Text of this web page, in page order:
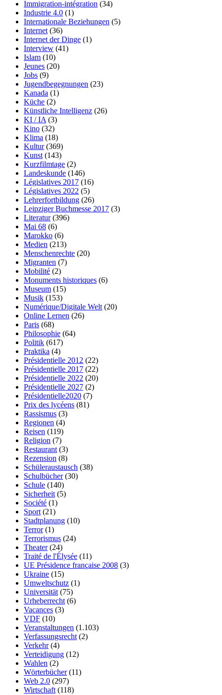
Immigration-intégration (34)
Industrie 4.0 (1)
Internationale Beziehungen (5)
Internet(36)
Internet der Dinge (1)
Interview (41)
Islam (10)
Jeunes (20)
Jobs (9)
Jugendbegegnungen (23)
Kanada (1)
Küche (2)
Künstliche Intelligenz (26)
KI / IA(3)
Kino (32)
Klima (18)
Kultur(369)
Kunst(143)
Kurzfilmtage (2)
Landeskunde (146)
Législatives 2017 (16)
Législatives 2022 (5)
Lehrerfortbildung (26)
Leipziger Buchmesse 2017 (3)
Literatur(396)
Mai 68 (6)
Marokko (6)
Medien (213)
Menschenrechte (20)
Migranten (7)
Mobilité (2)
Monuments historiques (6)
Museum (15)
Musik (153)
Numérique/Digitale Welt(20)
Online Lernen (26)
Paris (68)
Philosophie (64)
Politik (617)
Praktika (4)
Présidentielle 2012 (22)
Présidentielle 2017 (22)
Présidentielle 2022 (20)
Présidentielle 2027 (2)
Présidentielle2020 (7)
Prix des lycéens (81)
Rassismus (3)
Regionen (4)
Reisen (119)
Religion (7)
Restaurant(3)
Rezension (8)
Schüleraustausch (38)
Schulbücher(30)
Schule (140)
Sicherheit(5)
Société (1)
Sport(21)
Stadtplanung (10)
Terror(1)
Terrorismus (24)
Theater(24)
Traité de l'Élysée (11)
UE Présidence française 2008 (3)
Ukraine (15)
Umweltschutz (1)
Universität(75)
Urheberrecht(6)
Vacances (3)
VDF (10)
Veranstaltungen (1.103)
Verfassungsrecht(2)
Verkehr(4)
Verteidigung (12)
Wahlen (2)
Wörterbücher(11)
Web 2.0 (297)
Wirtschaft(118)